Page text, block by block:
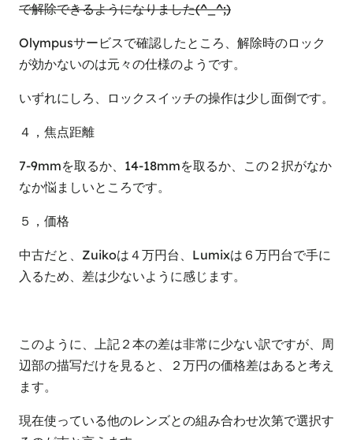
で解除できるようになりました(^_^;)
Olympusサービスで確認したところ、解除時のロック
が効かないのは元々の仕様のようです。
いずれにしろ、ロックスイッチの操作は少し面倒です。
４，焦点距離
7-9mmを取るか、14-18mmを取るか、この２択がなか
なか悩ましいところです。
５，価格
中古だと、Zuikoは４万円台、Lumixは６万円台で手に
入るため、差は少ないように感じます。
このように、上記２本の差は非常に少ない訳ですが、周
辺部の描写だけを見ると、２万円の価格差はあると考え
ます。
現在使っている他のレンズとの組み合わせ次第で選択す